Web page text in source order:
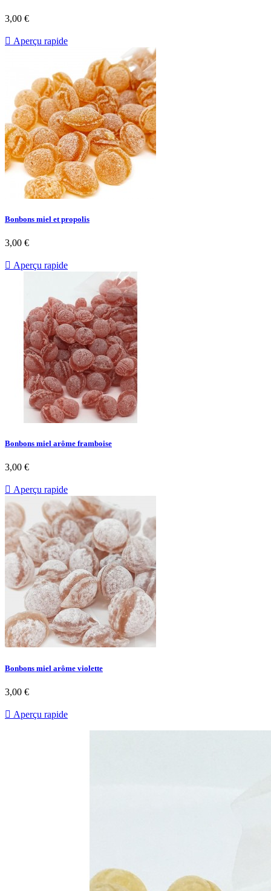
3,00 €
 Aperçu rapide
Bonbons miel et propolis
3,00 €
 Aperçu rapide
Bonbons miel arôme framboise
3,00 €
 Aperçu rapide
Bonbons miel arôme violette
3,00 €
 Aperçu rapide